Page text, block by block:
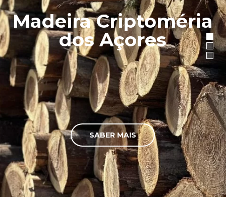
Madeira Criptoméria
dos Açores
SABER MAIS